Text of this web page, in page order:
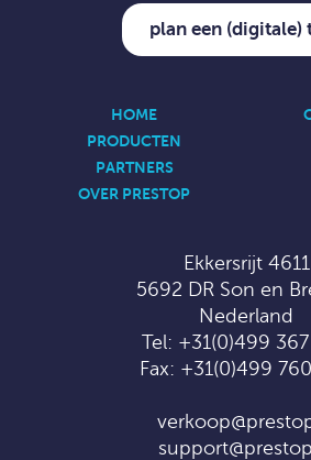
plan een (digitale)
HOME
PRODUCTEN
PARTNERS
OVER PRESTOP
Ekkersrijt 4611
5692 DR Son en
Nederland
Tel: +31(0)499
Fax: +31(0)499